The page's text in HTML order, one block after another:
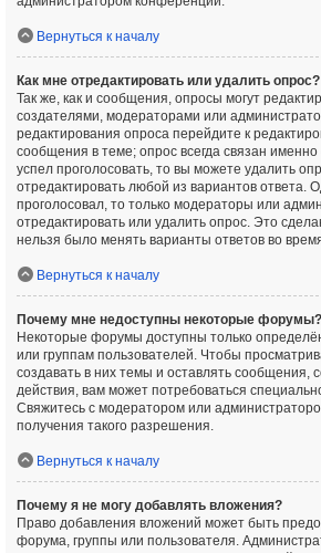
Вернуться к началу
Как мне отредактировать или удалить опрос?
Так же, как и сообщения, опросы могут
создателями, модераторами или
редактирования опроса перейдите к
сообщения в теме; опрос всегда связан
успел проголосовать, то вы можете удалить
отредактировать любой из вариантов ответа.
проголосовал, то только модераторы или
отредактировать или удалить опрос. Это
нельзя было менять варианты ответов во
Вернуться к началу
Почему мне недоступны некоторые форумы?
Некоторые форумы доступны только
или группам пользователей. Чтобы
создавать в них темы и оставлять сообщения,
действия, вам может потребоваться
Свяжитесь с модератором или
получения такого разрешения.
Вернуться к началу
Почему я не могу добавлять вложения?
Право добавления вложений может быть
форума, группы или пользователя.